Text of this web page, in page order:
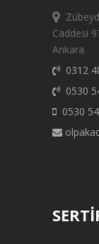
Caddesi
Ankara
0312
0530
0530